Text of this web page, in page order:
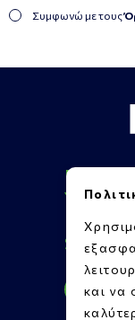
Συμφωνώ με τους
Social
και να